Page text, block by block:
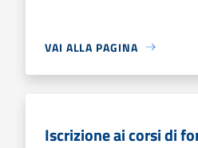
VAI ALLA PAGINA
Iscrizione ai corsi di